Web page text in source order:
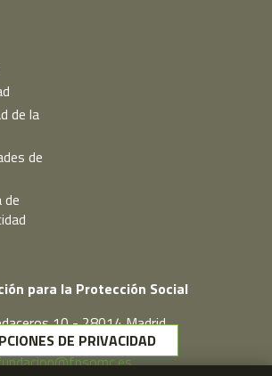
de la
de
de
para la Protección Social
- 28014 Madrid
431 77 80DE PRIVACIDAD